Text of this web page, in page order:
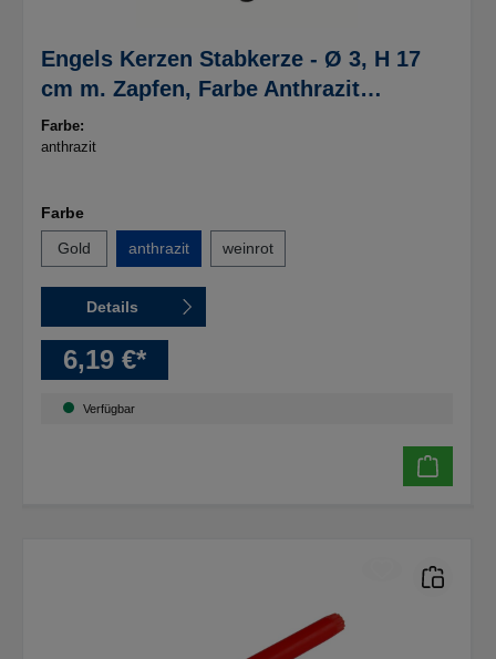
Engels Kerzen Stabkerze - Ø 3, H 17
cm m. Zapfen, Farbe Anthrazit
Sonderlack matt, getaucht
Farbe:
anthrazit
Farbe
Gold
anthrazit weinrot
Details
6,19 €*
Verfügbar